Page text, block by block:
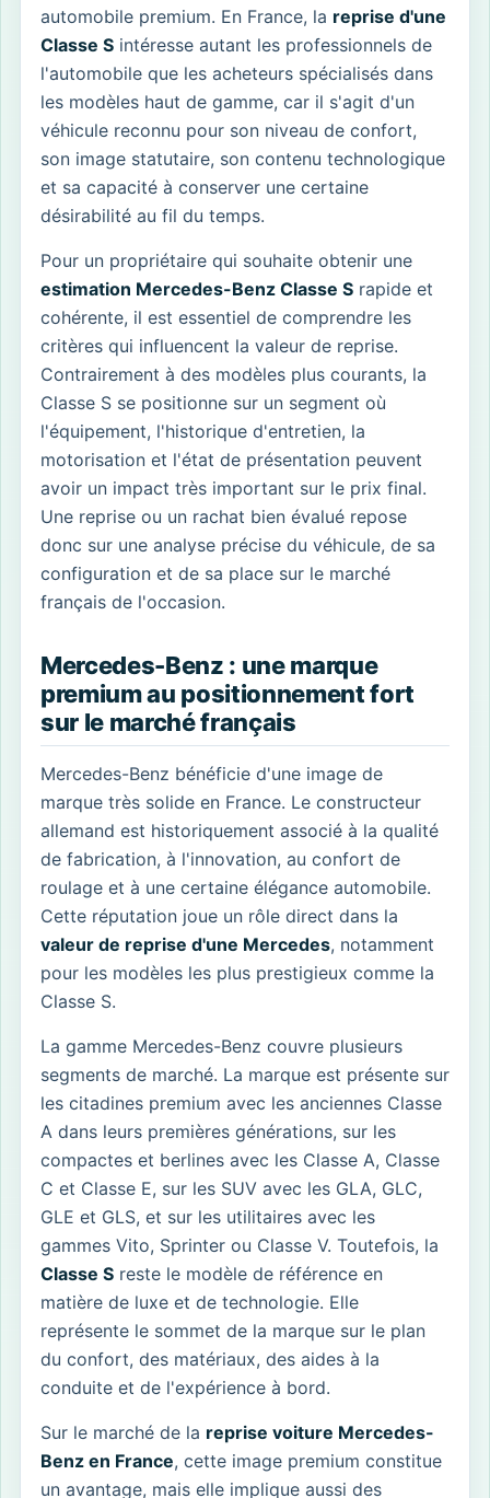
automobile premium. En France, la reprise d'une
Classe S intéresse autant les professionnels de
l'automobile que les acheteurs spécialisés dans
les modèles haut de gamme, car il s'agit d'un
véhicule reconnu pour son niveau de confort,
son image statutaire, son contenu technologique
et sa capacité à conserver une certaine
désirabilité au fil du temps.
Pour un propriétaire qui souhaite obtenir une
estimation Mercedes-Benz Classe S rapide et
cohérente, il est essentiel de comprendre les
critères qui influencent la valeur de reprise.
Contrairement à des modèles plus courants, la
Classe S se positionne sur un segment où
l'équipement, l'historique d'entretien, la
motorisation et l'état de présentation peuvent
avoir un impact très important sur le prix final.
Une reprise ou un rachat bien évalué repose
donc sur une analyse précise du véhicule, de sa
configuration et de sa place sur le marché
français de l'occasion.
Mercedes-Benz : une marque
premium au positionnement fort
sur le marché français
Mercedes-Benz bénéficie d'une image de
marque très solide en France. Le constructeur
allemand est historiquement associé à la qualité
de fabrication, à l'innovation, au confort de
roulage et à une certaine élégance automobile.
Cette réputation joue un rôle direct dans la
valeur de reprise d'une Mercedes, notamment
pour les modèles les plus prestigieux comme la
Classe S.
La gamme Mercedes-Benz couvre plusieurs
segments de marché. La marque est présente sur
les citadines premium avec les anciennes Classe
A dans leurs premières générations, sur les
compactes et berlines avec les Classe A, Classe
C et Classe E, sur les SUV avec les GLA, GLC,
GLE et GLS, et sur les utilitaires avec les
gammes Vito, Sprinter ou Classe V. Toutefois, la
Classe S reste le modèle de référence en
matière de luxe et de technologie. Elle
représente le sommet de la marque sur le plan
du confort, des matériaux, des aides à la
conduite et de l'expérience à bord.
Sur le marché de la reprise voiture Mercedes-
Benz en France, cette image premium constitue
un avantage, mais elle implique aussi des